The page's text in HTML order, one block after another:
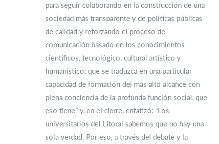
para seguir colaborando en la construcción de una
sociedad más transparente y de políticas públicas
de calidad y reforzando el proceso de
comunicación basado en los conocimientos
científicos, tecnológico, cultural artístico y
humanístico; que se traduzca en una particular
capacidad de formación del más alto alcance con
plena conciencia de la profunda función social, que
eso tiene” y, en el cierre, enfatizó: “Los
universitarios del Litoral sabemos que no hay una
sola verdad. Por eso, a través del debate y la